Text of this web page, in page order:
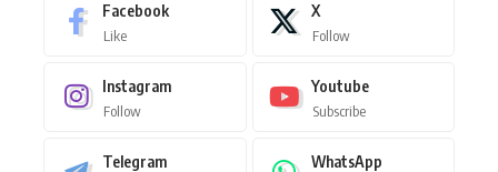
Facebook
Like
X
Follow
Instagram
Follow
Youtube
Subscribe
Telegram WhatsApp